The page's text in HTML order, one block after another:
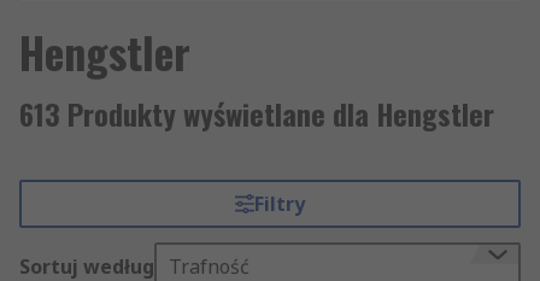
Hengstler
613 Produkty wyświetlane dla Hengstler
Filtry
Sortuj według Trafność